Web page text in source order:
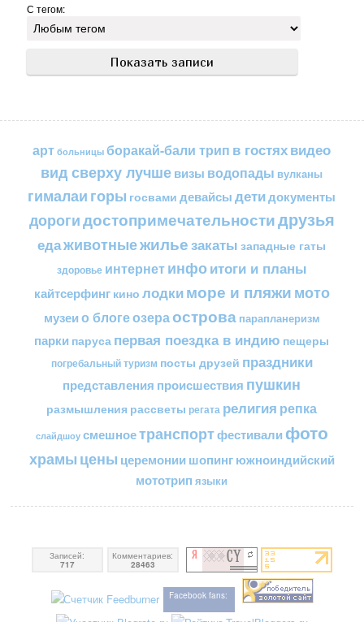
С тегом:
арт больницы боракай-бали трип в гостяхвидео
вид сверху лучшевизы водопады вулканы
гималаи горы госвами девайсы детидокументы
дорогидостопримечательностидрузья
едаживотныежильезакаты западные гаты
здоровье интернетинфоитоги и планы
кайтсерфинг кино лодкиморе и пляжимото
музеи о блогеозераострова парапланеризм
парки паруса первая поездка в индию пещеры
погребальный туризм посты друзей праздники
представления происшествия пушкин
размышления рассветы регата религия репка
слайдшоу смешноетранспортфестивали фото
храмы цены церемонии шопингюжноиндийский
мототрип языки
Записей:
717
Комментариев:
28463
Facebook fans: